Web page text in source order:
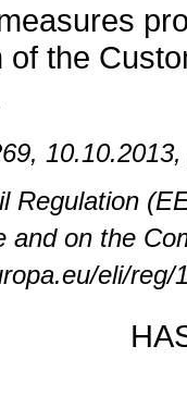
of the
Regulation
and on the
eli/reg/